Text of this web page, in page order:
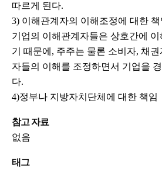
따르게 된다.
3) 이해관계자의 이해조정에 대한 책
기업의 이해관계자들은 상호간에
기 때문에, 주주는 물론 소비자, 채권
자들의 이해를 조정하면서 기업을
다.
4)정부나 지방자치단체에 대한 책임
참고 자료
없음
태그